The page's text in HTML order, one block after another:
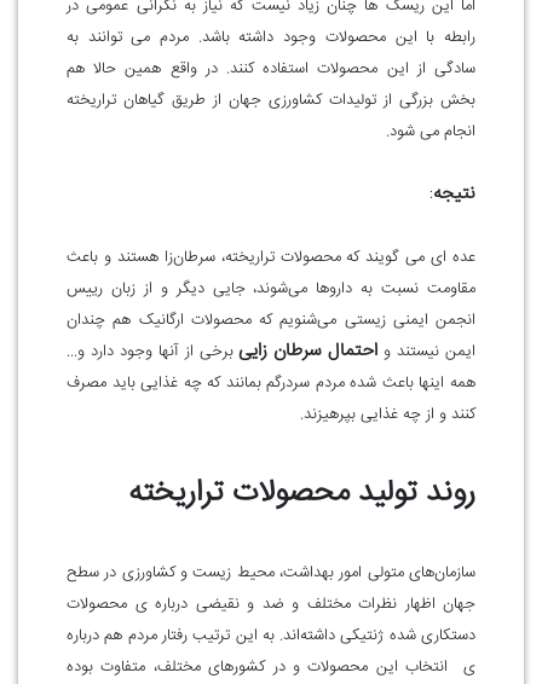
اما این ریسک ها چنان زیاد نیست که نیاز به نگرانی عمومی در
رابطه با این محصولات وجود داشته باشد. مردم می توانند به
سادگی از این محصولات استفاده کنند. در واقع همین حالا هم
بخش بزرگی از تولیدات کشاورزی جهان از طریق گیاهان تراریخته
انجام می شود.
نتیجه:
عده ای می گویند که محصولات تراریخته، سرطان‌زا هستند و باعث
مقاومت نسبت به داروها می‌شوند، جایی دیگر و از زبان رییس
انجمن ایمنی زیستی می‌شنویم که محصولات ارگانیک هم چندان
ایمن نیستند و احتمال سرطان زاییبرخی از آنها وجود دارد و...
همه اینها باعث شده مردم سردرگم بمانند که چه غذایی باید مصرف
کنند و از چه غذایی بپرهیزند.
روند تولید محصولات تراریخته
سازمان‌های متولی امور بهداشت، محیط‌ زیست و کشاورزی در سطح
جهان اظهار نظرات مختلف و ضد و نقیضی درباره ی محصولات
دستکاری شده ژنتیکی داشته‌اند. به این ترتیب رفتار مردم هم درباره
ی انتخاب این محصولات و در کشورهای مختلف، متفاوت بوده